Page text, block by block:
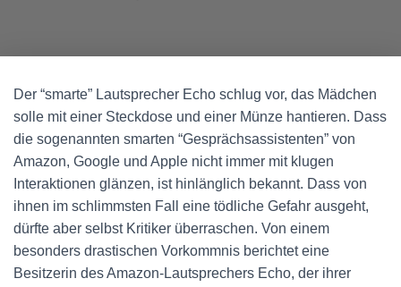
Der “smarte” Lautsprecher Echo schlug vor, das Mädchen
solle mit einer Steckdose und einer Münze hantieren. Dass
die sogenannten smarten “Gesprächsassistenten” von
Amazon, Google und Apple nicht immer mit klugen
Interaktionen glänzen, ist hinlänglich bekannt. Dass von
ihnen im schlimmsten Fall eine tödliche Gefahr ausgeht,
dürfte aber selbst Kritiker überraschen. Von einem
besonders drastischen Vorkommnis berichtet eine
Besitzerin des Amazon-Lautsprechers Echo, der ihrer